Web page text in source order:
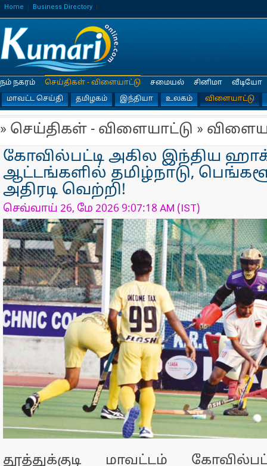
Home Business Directory
நம் நகரம்
செய்திகள் - விளையாட்டு
மாவட்ட செய்தி
தமிழகம் இந்தியா உலகம் விளையாட்டு
சமையல் சினிமா வீடியோ
» செய்திகள் - விளையாட்டு »
கோவில்பட்டி அகில இந்திய
ஆட்டங்களில் தமிழ்நாடு,
அதிரடி வெற்றி!
செவ்வாய் 26, மே 2026 9:07:18 AM (IST)
தூத்துக்குடி மாவட்டம்